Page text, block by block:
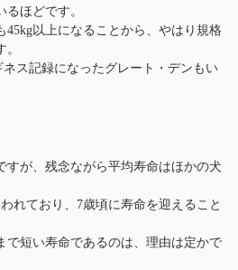
ほどです。
45kg以上になることから、やはり規格
ス記録になったグレート・デンもい
すが、残念ながら平均寿命はほかの犬
れており、7歳頃に寿命を迎えること
で短い寿命であるのは、理由は定かで